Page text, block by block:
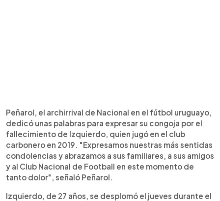
Peñarol, el archirrival de Nacional en el fútbol uruguayo,
dedicó unas palabras para expresar su congoja por el
fallecimiento de Izquierdo, quien jugó en el club
carbonero en 2019. "Expresamos nuestras más sentidas
condolencias y abrazamos a sus familiares, a sus amigos
y al Club Nacional de Football en este momento de
tanto dolor", señaló Peñarol.
Izquierdo, de 27 años, se desplomó el jueves durante el